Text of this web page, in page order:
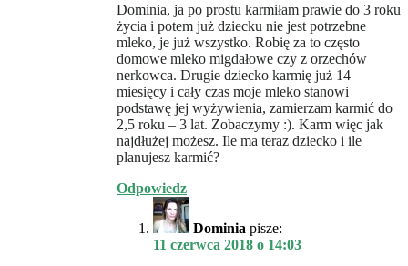
Dominia, ja po prostu karmiłam prawie do 3 roku
życia i potem już dziecku nie jest potrzebne
mleko, je już wszystko. Robię za to często
domowe mleko migdałowe czy z orzechów
nerkowca. Drugie dziecko karmię już 14
miesięcy i cały czas moje mleko stanowi
podstawę jej wyżywienia, zamierzam karmić do
2,5 roku – 3 lat. Zobaczymy :). Karm więc jak
najdłużej możesz. Ile ma teraz dziecko i ile
planujesz karmić?
Odpowiedz
Dominia pisze:
11 czerwca 2018 o 14:03